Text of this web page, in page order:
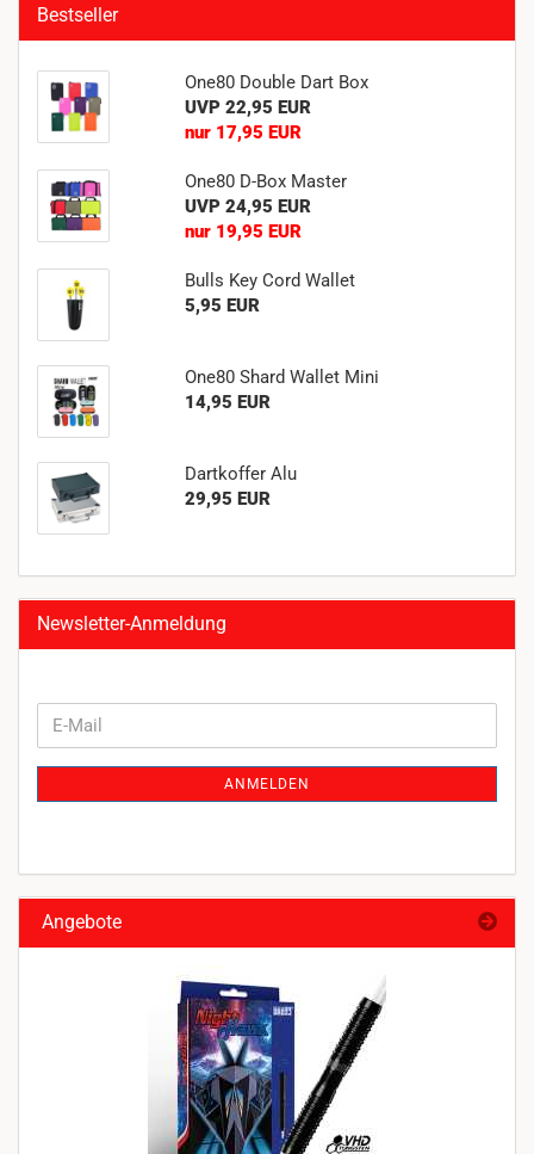
Bestseller
One80 Double Dart Box
UVP 22,95 EUR
nur 17,95 EUR
One80 D-Box Master
UVP 24,95 EUR
nur 19,95 EUR
Bulls Key Cord Wallet
5,95 EUR
One80 Shard Wallet Mini
14,95 EUR
Dartkoffer Alu
29,95 EUR
Newsletter-Anmeldung
WEITER
ZUR
NEWSLETTER-
E-
Mail
ANMELDEN
Angebote